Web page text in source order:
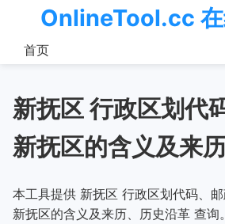
OnlineTool.cc
首页
新抚区的含义及来历
本工具提供 新抚区 行政区划代码、邮
新抚区的含义及来历、历史沿革 查询